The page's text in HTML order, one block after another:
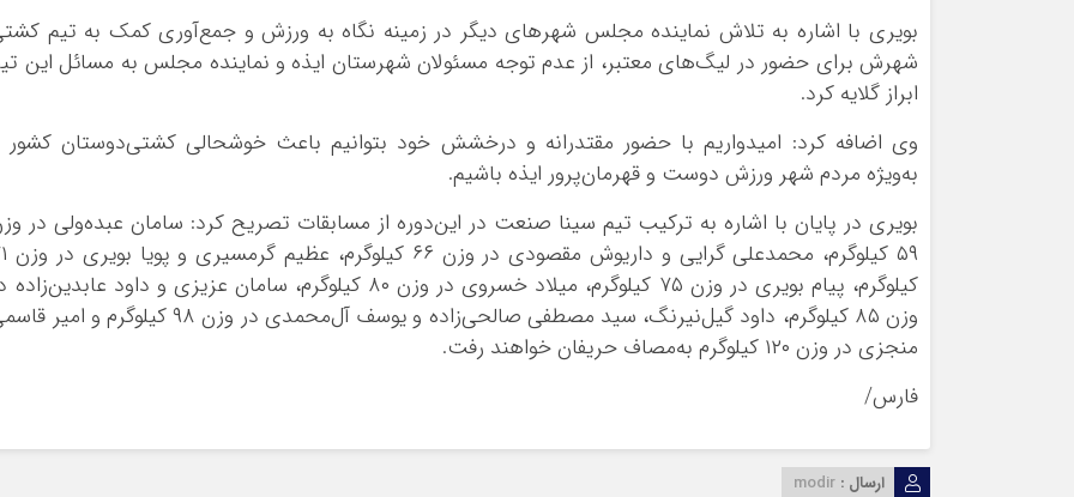
بویری با اشاره به تلاش نماینده مجلس شهرهای دیگر در زمینه نگاه به ورزش و جمع‌آوری کمک به تیم
شهرش برای حضور در لیگ‌های معتبر، از عدم توجه مسئولان شهرستان ایذه و نماینده مجلس به مسائل این
ابراز گلایه کرد.
وی اضافه کرد: امیدواریم با حضور مقتدرانه و درخشش خود بتوانیم باعث خوشحالی کشتی‌دوستان کشور
به‌ویژه مردم شهر ورزش دوست و قهرمان‌پرور ایذه باشیم.
بویری در پایان با اشاره به ترکیب تیم سینا صنعت در این‌دوره از مسابقات تصریح کرد: سامان عبده‌ولی در
۵۹ کیلوگرم، محمدعلی
کیلوگرم، پیام بویری در وزن ۷۵ کیلوگرم، میلاد خسروی در وزن ۸۰ کیلوگرم، سامان عزیزی و داود
وزن ۸۵ کیلوگرم، داود گیل‌نیرنگ، سید مصطفی صالحی‌زاده و یوسف آل‌محمدی در وزن ۹۸ کیلوگرم و
منجزی در وزن ۱۲۰ کیلوگرم به‌مصاف حریفان خواهند رفت.
فارس/
ارسال : modir